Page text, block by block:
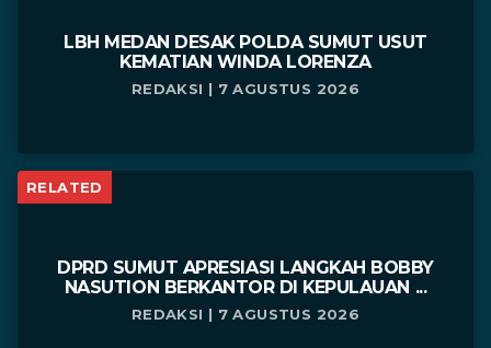
LBH MEDAN DESAK POLDA SUMUT USUT
KEMATIAN WINDA LORENZA
REDAKSI | 7 AGUSTUS 2026
RELATED
DPRD SUMUT APRESIASI LANGKAH BOBBY
NASUTION BERKANTOR DI KEPULAUAN ...
REDAKSI | 7 AGUSTUS 2026